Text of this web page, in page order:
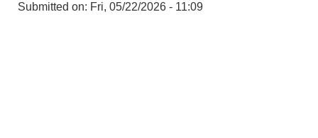
Submitted on: Fri, 05/22/2026 - 11:09